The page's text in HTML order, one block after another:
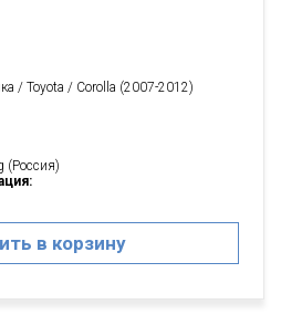
/ Toyota / Corolla (2007-2012)
(Россия)
в корзину